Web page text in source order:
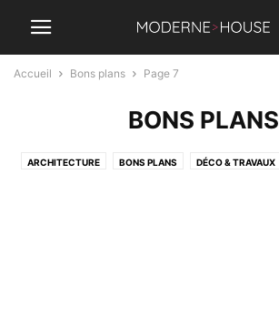
Accueil Bons plans Page 7
BONS PLANS
ARCHITECTURE BONS PLANS DÉCO & TRAVAUX